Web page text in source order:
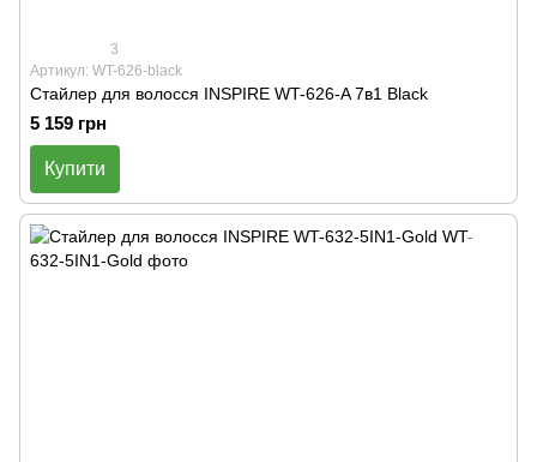
3
Артикул: WT-626-black
Стайлер для волосся INSPIRE WT-626-A 7в1 Black
5 159 грн
Купити